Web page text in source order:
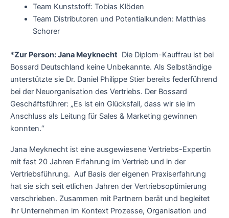
Team Kunststoff: Tobias Klöden
Team Distributoren und Potentialkunden: Matthias
Schorer
*Zur Person: Jana Meyknecht Die Diplom-Kauffrau ist bei
Bossard Deutschland keine Unbekannte. Als Selbständige
unterstützte sie Dr. Daniel Philippe Stier bereits federführend
bei der Neuorganisation des Vertriebs. Der Bossard
Geschäftsführer: „Es ist ein Glücksfall, dass wir sie im
Anschluss als Leitung für Sales & Marketing gewinnen
konnten.“
Jana Meyknecht ist eine ausgewiesene Vertriebs-Expertin
mit fast 20 Jahren Erfahrung im Vertrieb und in der
Vertriebsführung. Auf Basis der eigenen Praxiserfahrung
hat sie sich seit etlichen Jahren der Vertriebsoptimierung
verschrieben. Zusammen mit Partnern berät und begleitet
ihr Unternehmen im Kontext Prozesse, Organisation und